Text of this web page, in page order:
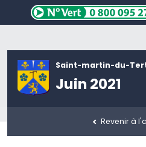
Saint-martin-du-
Juin 2021
Revenir à